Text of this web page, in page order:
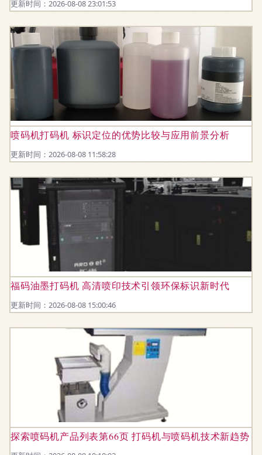
更新时间：2026-08-08 23:01:53
喷码机打码机 标识定位的优势比较与应用前景分析
更新时间：2026-08-08 11:58:28
福码油墨打码机 高清喷印技术引领环保标识新时代
更新时间：2026-08-08 15:00:46
探索喷码机产品列表第66页 打码机与喷码机技术新趋势